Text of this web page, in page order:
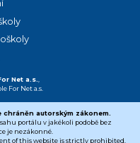
Net a.s.
For Net a.s.
autorským zákonem.
portálu v jakékoli podobě bez
je nezákonné.
of this website is strictly prohibited.